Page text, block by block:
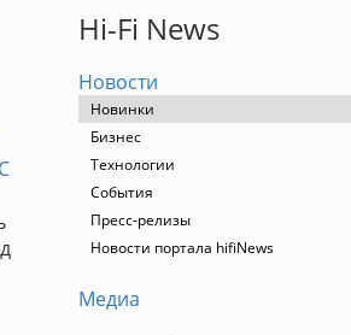
Hi-Fi News
Новости
Новинки
Бизнес
Технологии
События
Пресс-релизы
Новости портала hifiNews
Медиа